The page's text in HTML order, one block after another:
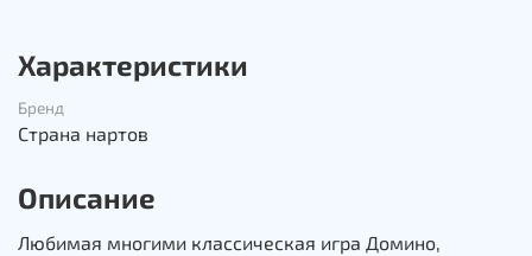
Характеристики
Бренд
Страна нартов
Описание
Любимая многими классическая игра Домино,